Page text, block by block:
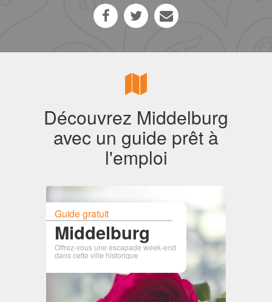
Découvrez Middelburg
avec un guide prêt à
l'emploi
Guide gratuit
Middelburg
Offrez-vous une escapade week-end
dans cette ville historique